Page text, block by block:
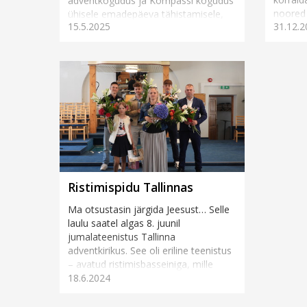
ühisele emadepäeva tähistamisele,
mis on aastate jooksul kujunenud
15.5.2025
Kehra
Ristimispidu Tallinnas
Ma otsustasin järgida Jeesust… Selle
laulu saatel algas 8. juunil
jumalateenistus Tallinna
adventkirikus. See oli eriline teenistus
– avatud ristimisbasseiniga, mille
ä&au...
18.6.2024